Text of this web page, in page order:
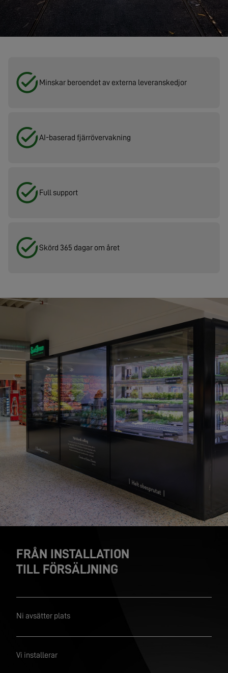
Minskar beroendet av externa leveranskedjor
AI-baserad fjärrövervakning
Full support
Skörd 365 dagar om året
FRÅN INSTALLATION
TILL FÖRSÄLJNING
Ni avsätter plats
Vi installerar